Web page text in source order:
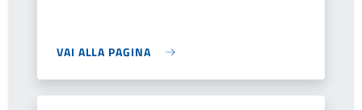
VAI ALLA PAGINA